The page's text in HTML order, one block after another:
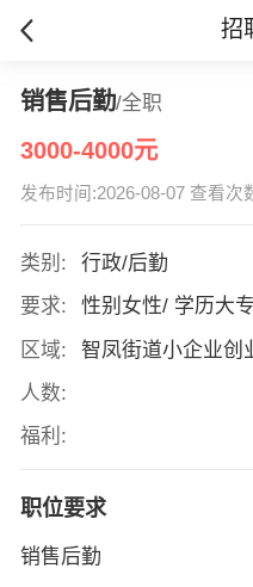
招
销售后勤/全职
3000-4000元
发布时间:2026-08-07 查看次
类别:
行政/后勤
要求:
性别女性/ 学历大
区域:
智凤街道小企业创
人数:
福利:
职位要求
销售后勤